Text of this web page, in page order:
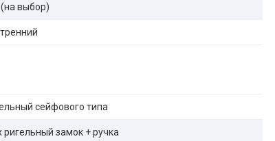
выбор)
сейфового типа
ригельный замок + ручка